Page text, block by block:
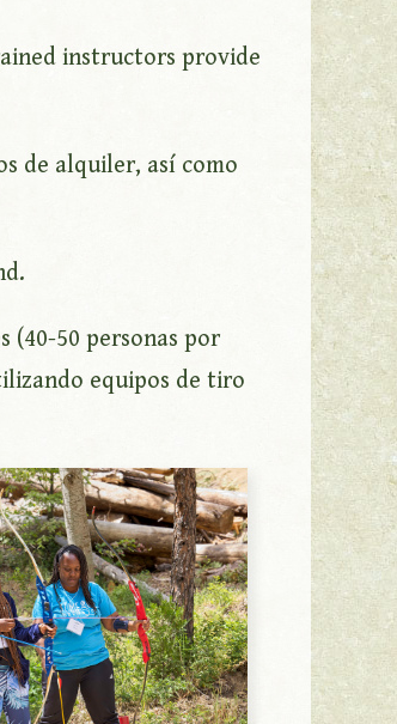
instructors provide
de alquiler, así como
(40-50 personas por
equipos de tiro